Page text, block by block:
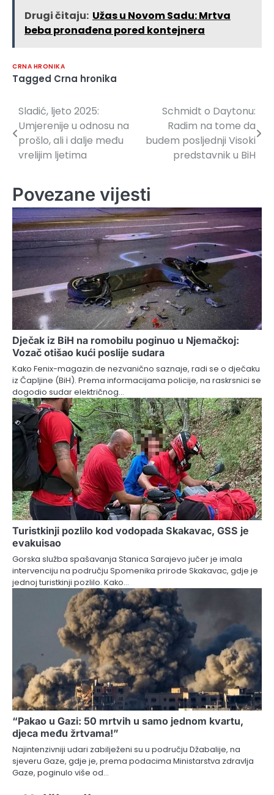
Drugi čitaju: Užas u Novom Sadu: Mrtva
beba pronađena pored kontejnera
CRNA HRONIKA
Tagged Crna hronika
Navigacija
članaka
Sladić, ljeto 2025:
Umjerenije u odnosu na
prošlo, ali i dalje među
vrelijim ljetima
Schmidt o Daytonu:
Radim na tome da
budem posljednji Visoki
predstavnik u BiH
Povezane vijesti
Dječak iz BiH na romobilu poginuo u Njemačkoj:
Vozač otišao kući poslije sudara
Kako Fenix-magazin.de nezvanično saznaje, radi se o dječaku
iz Čapljine (BiH). Prema informacijama policije, na raskrsnici se
dogodio sudar električnog…
Turistkinji pozlilo kod vodopada Skakavac, GSS je
evakuisao
Gorska služba spašavanja Stanica Sarajevo jučer je imala
intervenciju na području Spomenika prirode Skakavac, gdje je
jednoj turistkinji pozlilo. Kako…
“Pakao u Gazi: 50 mrtvih u samo jednom kvartu,
djeca među žrtvama!”
Najintenzivniji udari zabilježeni su u području Džabalije, na
sjeveru Gaze, gdje je, prema podacima Ministarstva zdravlja
Gaze, poginulo više od…